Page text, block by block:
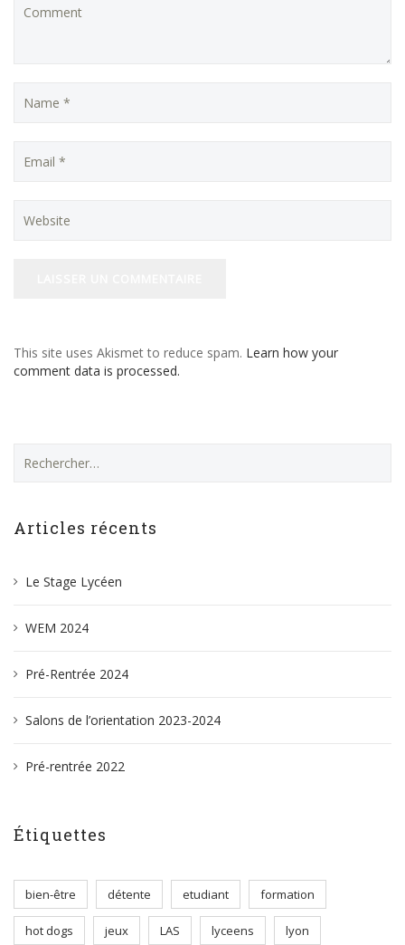
This site uses Akismet to reduce spam. Learn how your
comment data is processed.
Articles récents
Le Stage Lycéen
WEM 2024
Pré-Rentrée 2024
Salons de l’orientation 2023-2024
Pré-rentrée 2022
Étiquettes
bien-être détente etudiant formation
hot dogs jeux LAS lyceens lyon